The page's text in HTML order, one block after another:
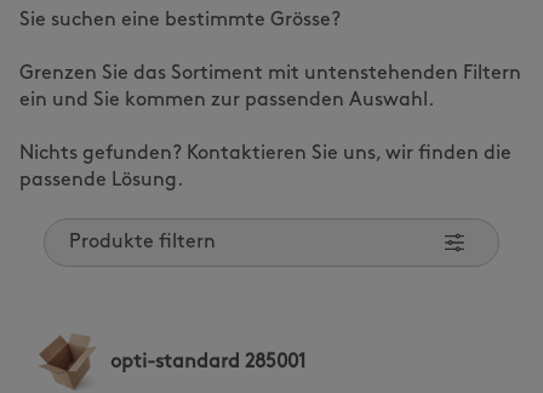
Sie suchen eine bestimmte Grösse?
Grenzen Sie das Sortiment mit untenstehenden Filtern
ein und Sie kommen zur passenden Auswahl.
Nichts gefunden? Kontaktieren Sie uns, wir finden die
passende Lösung.
Produkte filtern
opti-standard 285001